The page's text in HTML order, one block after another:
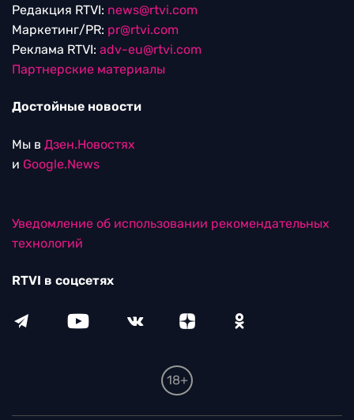
Редакция RTVI: news@rtvi.com
Маркетинг/PR: pr@rtvi.com
Реклама RTVI: adv-eu@rtvi.com
Партнерские материалы
Достойные новости
Мы в Дзен.Новостях
и Google.News
Уведомление об использовании рекомендательных
технологий
RTVI в соцсетях
18+